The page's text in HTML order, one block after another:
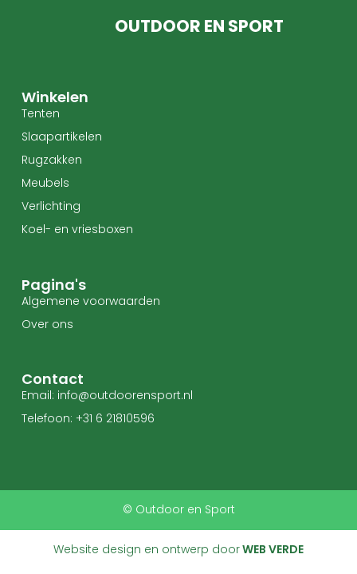
OUTDOOR EN SPORT
Winkelen
Tenten
Slaapartikelen
Rugzakken
Meubels
Verlichting
Koel- en vriesboxen
Pagina's
Algemene voorwaarden
Over ons
Contact
Email: info@outdoorensport.nl
Telefoon: +31 6 21810596
© Outdoor en Sport
Website design en ontwerp doorWEB VERDE